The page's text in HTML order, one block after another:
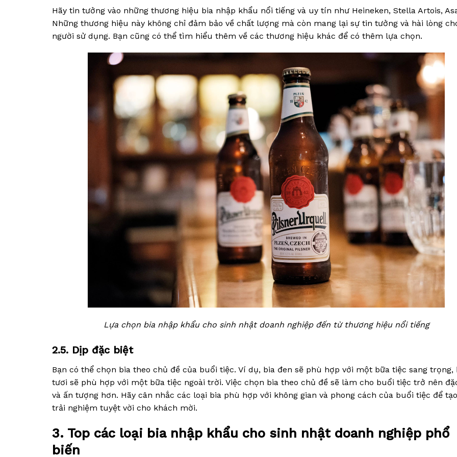
Hãy tin tưởng vào những thương hiệu bia nhập khẩu nổi tiếng và uy tín như Heineken, Stella Artois,
Những thương hiệu này không chỉ đảm bảo về chất lượng mà còn mang lại sự tin tưởng và hài lòng
người sử dụng. Bạn cũng có thể tìm hiểu thêm về các thương hiệu khác để có thêm lựa chọn.
Lựa chọn bia nhập khẩu cho sinh nhật doanh nghiệp đến từ thương hiệu nổi tiếng
2.5. Dịp đặc biệt
Bạn có thể chọn bia theo chủ đề của buổi tiệc. Ví dụ, bia đen sẽ phù hợp với một bữa tiệc sang trọng,
tươi sẽ phù hợp với một bữa tiệc ngoài trời. Việc chọn bia theo chủ đề sẽ làm cho buổi tiệc trở nên
và ấn tượng hơn. Hãy cân nhắc các loại bia phù hợp với không gian và phong cách của buổi tiệc để
trải nghiệm tuyệt vời cho khách mời.
3. Top các loại bia nhập khẩu cho sinh nhật doanh nghiệp phổ
biến